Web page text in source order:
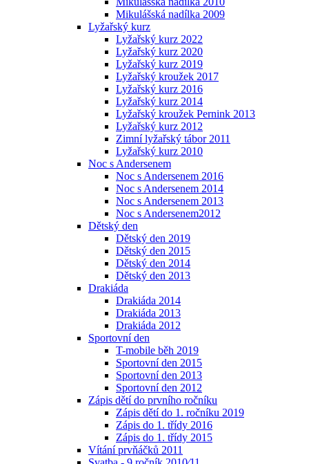
Mikulášská nadílka 2009
Lyžařský kurz
Lyžařský kurz 2022
Lyžařský kurz 2020
Lyžařský kurz 2019
Lyžařský kroužek 2017
Lyžařský kurz 2016
Lyžařský kurz 2014
Lyžařský kroužek Pernink 2013
Lyžařský kurz 2012
Zimní lyžařský tábor 2011
Lyžařský kurz 2010
Noc s Andersenem
Noc s Andersenem 2016
Noc s Andersenem 2014
Noc s Andersenem 2013
Noc s Andersenem2012
Dětský den
Dětský den 2019
Dětský den 2015
Dětský den 2014
Dětský den 2013
Drakiáda
Drakiáda 2014
Drakiáda 2013
Drakiáda 2012
Sportovní den
T-mobile běh 2019
Sportovní den 2015
Sportovní den 2013
Sportovní den 2012
Zápis dětí do prvního ročníku
Zápis dětí do 1. ročníku 2019
Zápis do 1. třídy 2016
Zápis do 1. třídy 2015
Vítání prvňáčků 2011